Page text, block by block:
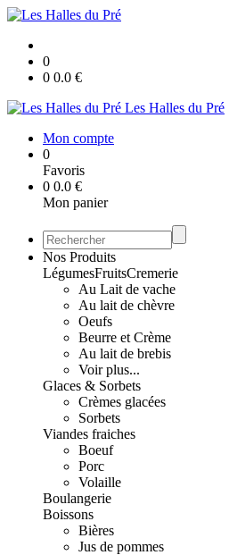
0
0 0.0 €
Les Halles du Pré
Mon compte
0
Favoris
0 0.0 €
Mon panier
Nos Produits
LégumesFruitsCremerie
Au Lait de vache
Au lait de chèvre
Oeufs
Beurre et Crème
Au lait de brebis
Voir plus...
Glaces & Sorbets
Crèmes glacées
Sorbets
Viandes fraiches
Boeuf
Porc
Volaille
Boulangerie
Boissons
Bières
Jus de pommes